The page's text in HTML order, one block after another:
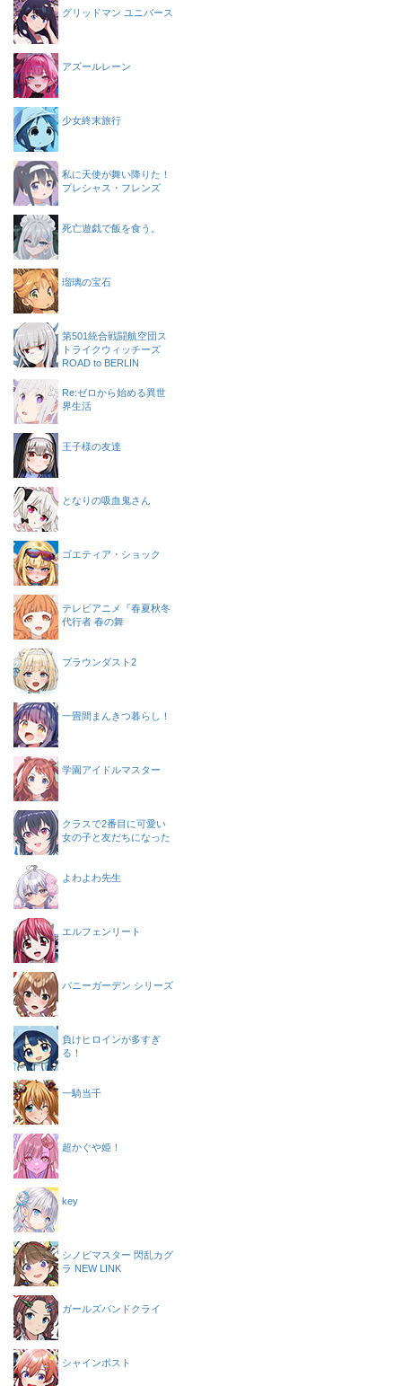
グリッドマン ユニバース
アズールレーン
少女終末旅行
私に天使が舞い降りた！
プレシャス・フレンズ
死亡遊戯で飯を食う。
瑠璃の宝石
第501統合戦闘航空団ス
トライクウィッチーズ
ROAD to BERLIN
Re:ゼロから始める異世
界生活
王子様の友達
となりの吸血鬼さん
ゴエティア・ショック
テレビアニメ『春夏秋冬
代行者 春の舞
ブラウンダスト2
一畳間まんきつ暮らし！
学園アイドルマスター
クラスで2番目に可愛い
女の子と友だちになった
よわよわ先生
エルフェンリート
バニーガーデン シリーズ
負けヒロインが多すぎ
る！
一騎当千
超かぐや姫！
key
シノビマスター 閃乱カグ
ラ NEW LINK
ガールズバンドクライ
シャインポスト